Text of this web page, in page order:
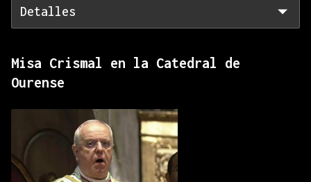
Detalles
Misa Crismal en la Catedral de
Ourense